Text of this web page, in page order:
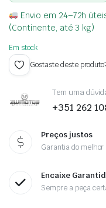
Envio em 24–72h
(Continente, até 3 kg)
Em stock
Gostaste deste
Tem uma
+351 262
Preços justos
Garantia do melhor
Encaixe
Sempre a peça